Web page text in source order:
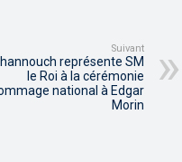
Suivant
représente SM
le Roi à la cérémonie
national à Edgar
Morin